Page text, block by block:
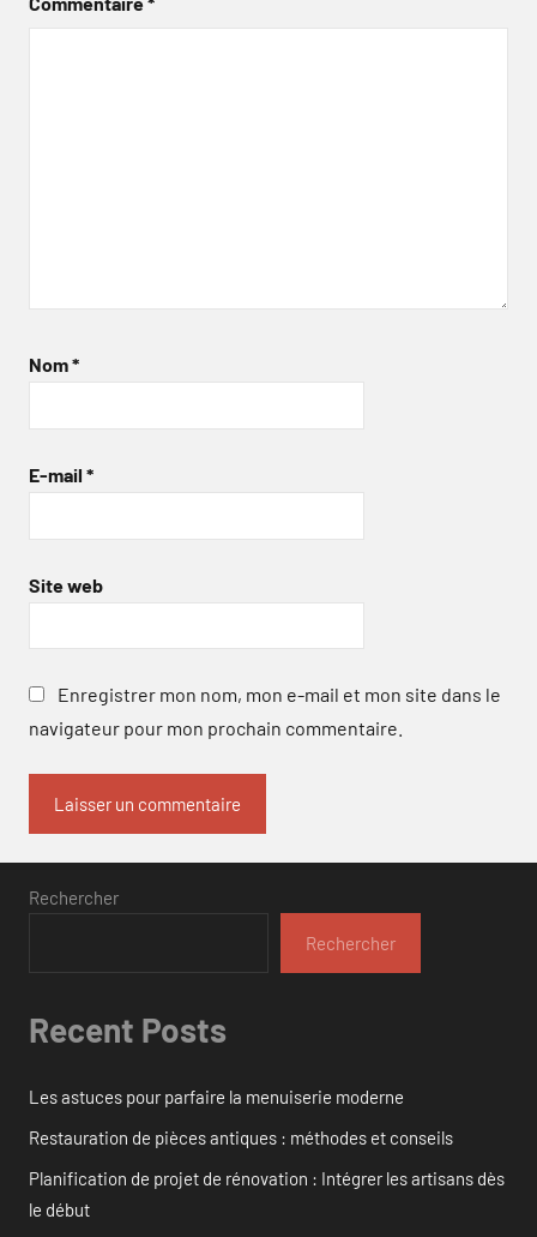
Nom*
E-mail *
Site web
Enregistrer mon nom, mon e-mail et mon site dans le
navigateur pour mon prochain commentaire.
Rechercher
Rechercher
Recent Posts
Les astuces pour parfaire la menuiserie moderne
Restauration de pièces antiques : méthodes et conseils
Planification de projet de rénovation : Intégrer les artisans dès
le début